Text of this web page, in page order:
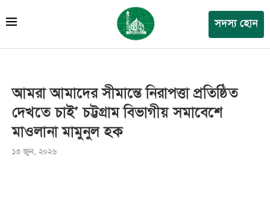
সদস্য হোন
আমরা আমাদের সীমান্তে নিরাপত্তা প্রতিষ্ঠিত
দেখতে চাই’ চট্টগ্রাম বিভাগীয় সমাবেশে
মাওলানা মামুনুল হক
১৩ জুন, ২০২৬